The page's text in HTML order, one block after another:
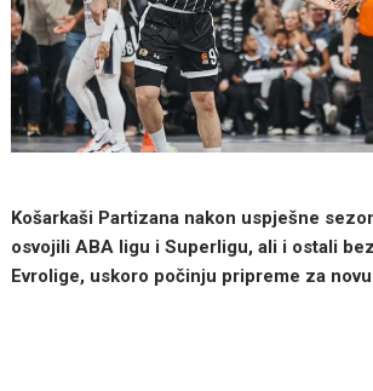
Košarkaši Partizana nakon uspješne
osvojili ABA ligu i Superligu, ali i ostali
Evrolige, uskoro počinju pripreme za